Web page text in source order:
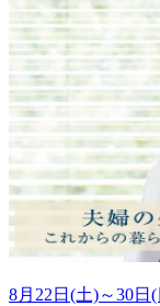
8月22日(土)～30